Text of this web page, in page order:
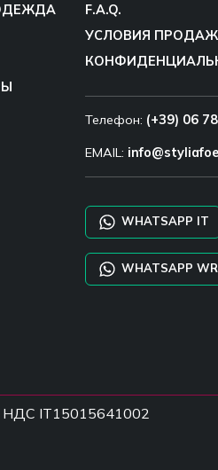
F.A.Q.
УСЛОВИЯ
Телефон: (+39) 06
EMAIL:
WHATSAPP IT
WHATSAPP
НДС IT15015641002